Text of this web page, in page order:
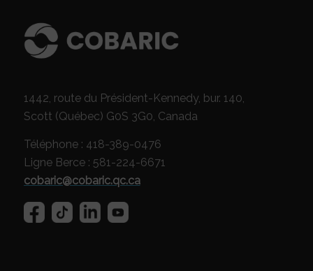
1442, route du Président-Kennedy, bur. 140,
Scott (Québec) G0S 3G0, Canada
Téléphone : 418-389-0476
Ligne Berce : 581-224-6671
cobaric@cobaric.qc.ca